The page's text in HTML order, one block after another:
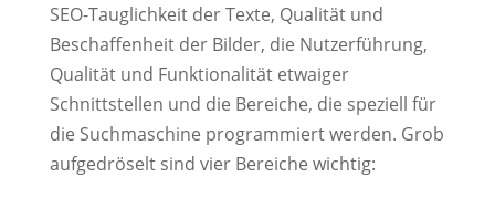
SEO-Tauglichkeit der Texte, Qualität und
Beschaffenheit der Bilder, die Nutzerführung,
Qualität und Funktionalität etwaiger
Schnittstellen und die Bereiche, die speziell für
die Suchmaschine programmiert werden. Grob
aufgedröselt sind vier Bereiche wichtig: